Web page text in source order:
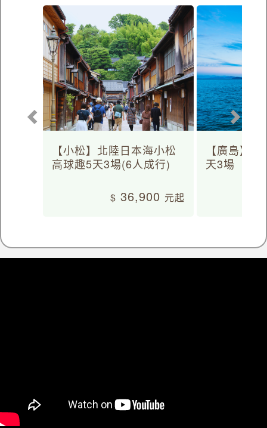
【小松】北陸日本海小松
高球趣5天3場(6人成行)
36,900
【廣島】
天3場